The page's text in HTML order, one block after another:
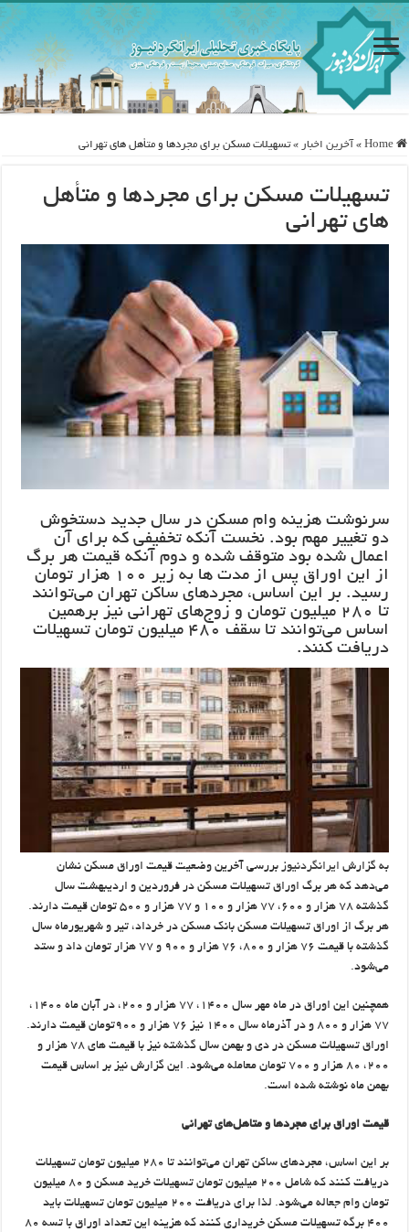
Home
» آخرین اخبار » تسهیلات مسکن برای مجردها و متأهل های تهرانی
تسهیلات مسکن برای مجردها و متأهل
های تهرانی
سرنوشت هزینه وام مسکن در سال جدید دستخوش
دو تغییر مهم بود. نخست آنکه تخفیفی که برای آن
اعمال شده بود متوقف شده و دوم آنکه قیمت هر برگ
از این اوراق پس از مدت ها به زیر ۱۰۰ هزار تومان
رسید. بر این اساس، مجردهای ساکن تهران می‌توانند
تا ۲۸۰ میلیون تومان و زوج‌های تهرانی نیز برهمین
اساس می‌توانند تا سقف ۴۸۰ میلیون تومان تسهیلات
دریافت کنند.
به گزارش ایرانگردنیوز بررسی آخرین وضعیت قیمت اوراق مسکن نشان
می‌دهد که هر برگ اوراق تسهیلات مسکن در فروردین و اردیبهشت سال
گذشته ۷۸ هزار و ۶۰۰، ۷۷ هزار و ۱۰۰ و ۷۷ هزار و ۵۰۰ تومان قیمت دارند.
هر برگ از اوراق تسهیلات مسکن بانک مسکن در خرداد، تیر و شهریورماه سال
گذشته با قیمت ۷۶ هزار و ۸۰۰، ۷۶ هزار و ۹۰۰ و ۷۷ هزار تومان داد و ستد
می‌شود.
همچنین این اوراق در ماه مهر سال ۱۴۰۰، ۷۷ هزار و ۲۰۰، در آبان ماه ۱۴۰۰،
۷۷ هزار و ۸۰۰ و در آذرماه سال ۱۴۰۰ نیز ۷۶ هزار و ۹۰۰تومان قیمت دارند.
اوراق تسهیلات مسکن در دی‌ و بهمن سال گذشته نیز با قیمت های ۷۸ هزار و
۲۰۰، ۸۰ هزار و ۷۰۰ تومان معامله می‌شود. این گزارش نیز بر اساس قیمت
بهمن ماه نوشته شده است.
قیمت اوراق برای مجردها و متاهل‌های تهرانی
بر این اساس، مجردهای ساکن تهران می‌توانند تا ۲۸۰ میلیون تومان تسهیلات
دریافت کنند که شامل ۲۰۰ میلیون تومان تسهیلات خرید مسکن و ۸۰ میلیون
تومان وام جعاله می‌شود. لذا برای دریافت ۲۰۰ میلیون تومان تسهیلات باید
۴۰۰ برگه تسهیلات مسکن خریداری کنند که هزینه این تعداد اوراق با تسه ۸۰